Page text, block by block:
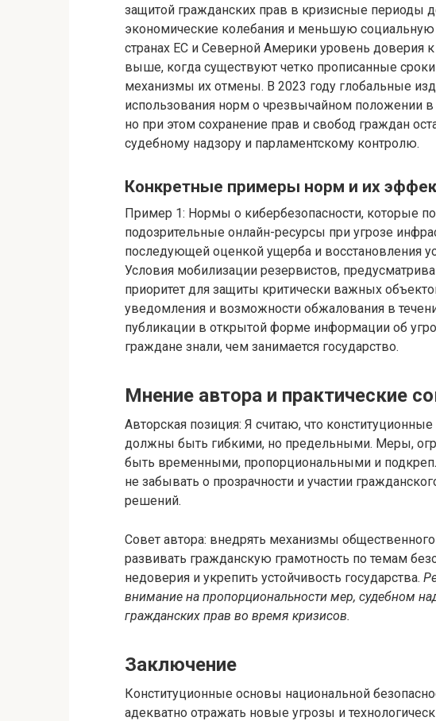
защитой гражданских прав в кризисные периоды
экономические колебания и меньшую социальную
странах ЕС и Северной Америки уровень доверия
выше, когда существуют четко прописанные
механизмы их отмены. В 2023 году глобальные
использования норм о чрезвычайном положении
но при этом сохранение прав и свобод граждан
судебному надзору и парламентскому контролю.
Конкретные примеры норм и их
Пример 1: Нормы о кибербезопасности, которые
подозрительные онлайн-ресурсы при угрозе
последующей оценкой ущерба и восстановления
Условия мобилизации резервистов,
приоритет для защиты критически важных
уведомления и возможности обжалования в
публикации в открытой форме информации об
граждане знали, чем занимается государство.
Мнение автора и практические
Авторская позиция: Я считаю, что
должны быть гибкими, но предельными. Меры,
быть временными, пропорциональными и
не забывать о прозрачности и участии
решений.
Совет автора: внедрять механизмы
развивать гражданскую грамотность по темам
недоверия и укрепить устойчивость государства.
внимание на пропорциональности мер, судебном
гражданских прав во время кризисов.
Заключение
Конституционные основы национальной
адекватно отражать новые угрозы и